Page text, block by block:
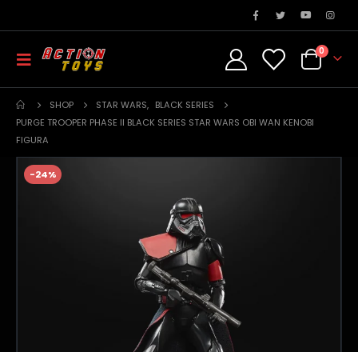
0
SHOP STAR WARS, BLACK SERIES
PURGE TROOPER PHASE II BLACK SERIES STAR WARS OBI WAN KENOBI
FIGURA
-24%